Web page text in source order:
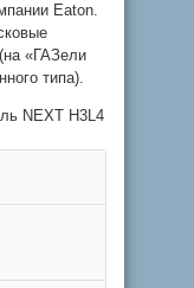
Eaton.
«ГАЗели
типа).
NEXT H3L4